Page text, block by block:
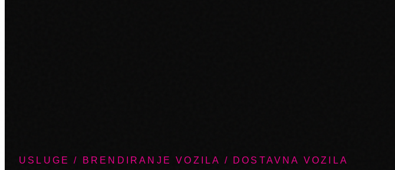
USLUGE / BRENDIRANJE VOZILA / DOSTAVNA VOZILA